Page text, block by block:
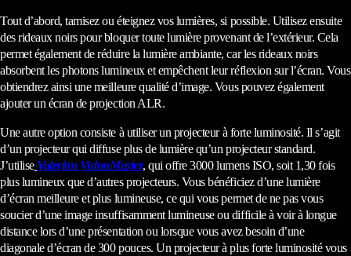
Tout d’abord, tamisez ou éteignez vos lumières, si possible. Utilisez ensuite
des rideaux noirs pour bloquer toute lumière provenant de l’extérieur. Cela
permet également de réduire la lumière ambiante, car les rideaux noirs
absorbent les photons lumineux et empêchent leur réflexion sur l’écran. Vous
obtiendrez ainsi une meilleure qualité d’image. Vous pouvez également
ajouter un écran de projection ALR.
Une autre option consiste à utiliser un projecteur à forte luminosité. Il s’agit
d’un projecteur qui diffuse plus de lumière qu’un projecteur standard.
J’utilise Valerion VisionMaster, qui offre 3000 lumens ISO, soit 1,30 fois
plus lumineux que d’autres projecteurs. Vous bénéficiez d’une lumière
d’écran meilleure et plus lumineuse, ce qui vous permet de ne pas vous
soucier d’une image insuffisamment lumineuse ou difficile à voir à longue
distance lors d’une présentation ou lorsque vous avez besoin d’une
diagonale d’écran de 300 pouces. Un projecteur à plus forte luminosité vous